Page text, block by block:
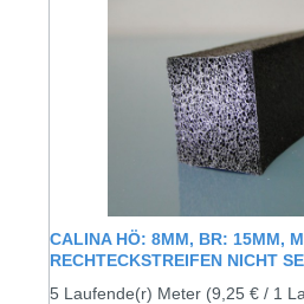
CALINA HÖ: 8MM, BR: 15MM,
RECHTECKSTREIFEN NICHT
5 Laufende(r) Meter (9,25 € / 1